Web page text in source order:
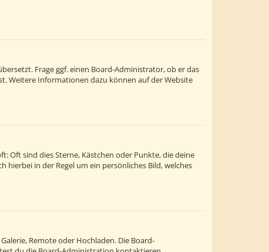
Frage ggf. einen Board-Administrator, ob er das
Weitere Informationen dazu können auf der Website
Oft sind dies Sterne, Kästchen oder Punkte, die deine
hierbei in der Regel um ein persönliches Bild, welches
Remote oder Hochladen. Die Board-